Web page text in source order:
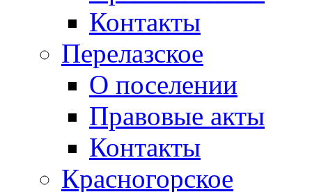
Контакты
Перелазское
О поселении
Правовые акты
Контакты
Красногорское